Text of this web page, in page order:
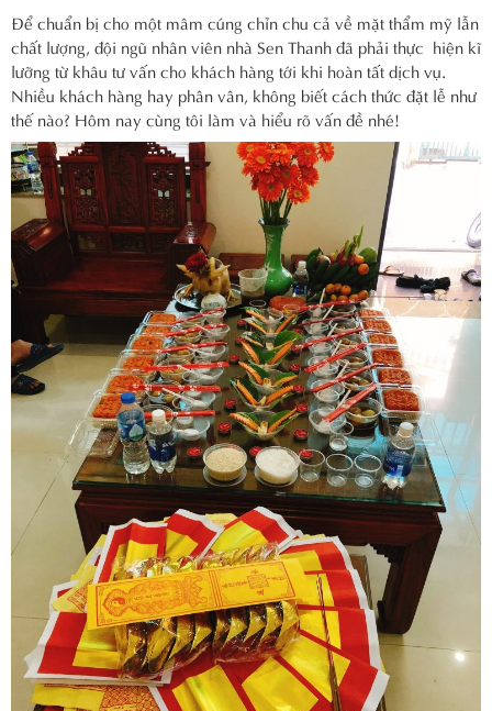
Để chuẩn bị cho một mâm cúng chỉn chu cả về mặt thẩm mỹ lẫn
chất lượng, đội ngũ nhân viên nhà Sen Thanh đã phải thực hiện kĩ
lưỡng từ khâu tư vấn cho khách hàng tới khi hoàn tất dịch vụ.
Nhiều khách hàng hay phân vân, không biết cách thức đặt lễ như
thế nào? Hôm nay cùng tôi làm và hiểu rõ vấn đề nhé!